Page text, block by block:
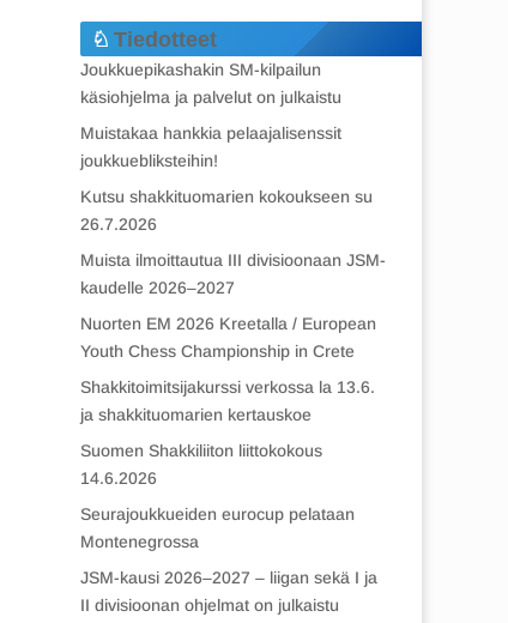
Tiedotteet
Joukkuepikashakin SM-kilpailun
käsiohjelma ja palvelut on julkaistu
Muistakaa hankkia pelaajalisenssit
joukkuebliksteihin!
Kutsu shakkituomarien kokoukseen su
26.7.2026
Muista ilmoittautua III divisioonaan JSM-
kaudelle 2026–2027
Nuorten EM 2026 Kreetalla / European
Youth Chess Championship in Crete
Shakkitoimitsijakurssi verkossa la 13.6.
ja shakkituomarien kertauskoe
Suomen Shakkiliiton liittokokous
14.6.2026
Seurajoukkueiden eurocup pelataan
Montenegrossa
JSM-kausi 2026–2027 – liigan sekä I ja
II divisioonan ohjelmat on julkaistu